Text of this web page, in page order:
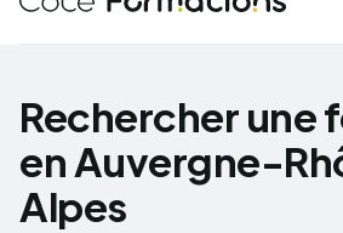
Rechercher une
en Auvergne-
Alpes